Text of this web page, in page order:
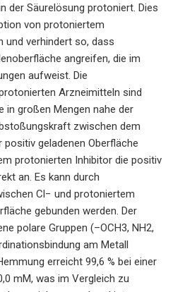
der Säurelösung protoniert. Dies
von protoniertem
und verhindert so, dass
angreifen, die im
aufweist. Die
Arzneimitteln sind
in großen Mengen nahe der
zwischen dem
geladenen Oberfläche
protonierten Inhibitor die positiv
an. Es kann durch
Cl− und protoniertem
gebunden werden. Der
polare Gruppen (–OCH3, NH2,
am Metall
erreicht 99,6 % bei einer
mM, was im Vergleich zu